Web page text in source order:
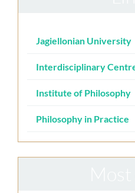
Jagiellonian University
Interdisciplinary
Institute of Philosophy
Philosophy in Practice